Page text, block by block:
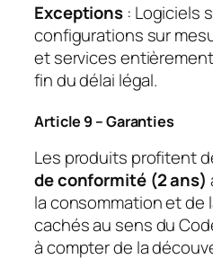
Exceptions : Logiciels
configurations sur
et services
fin du délai légal.
Article 9 – Garanties
Les produits profitent
de conformité (2 ans)
la consommation et de
cachés au sens du
à compter de la